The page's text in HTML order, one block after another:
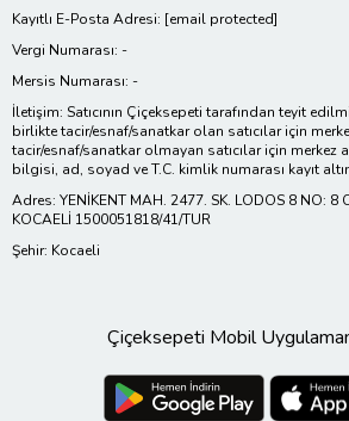
Kayıtlı E-Posta Adresi: [email protected]
Vergi Numarası: -
Mersis Numarası: -
İletişim: Satıcının Çiçeksepeti tarafından teyit
birlikte tacir/esnaf/sanatkar olan satıcılar için
tacir/esnaf/sanatkar olmayan satıcılar için
bilgisi, ad, soyad ve T.C. kimlik numarası kayıt
Adres: YENİKENT MAH. 2477. SK. LODOS 8 NO: 8
KOCAELİ 1500051818/41/TUR
Şehir: Kocaeli
Çiçeksepeti Mobil